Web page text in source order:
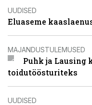
UUDISED
Eluaseme
MAJANDUSTULEMUSED
Puhk ja Lausing
toidutöösturiteks
UUDISED